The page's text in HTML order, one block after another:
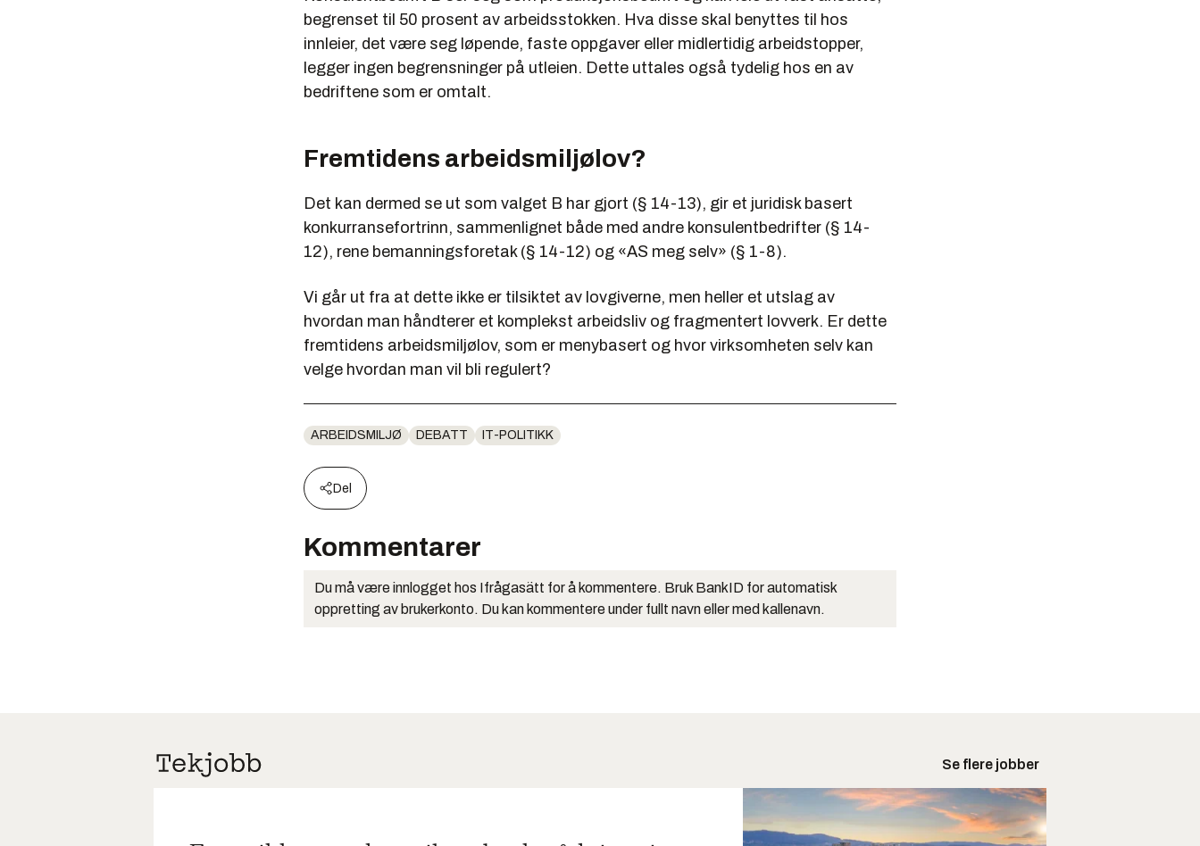
begrenset til 50 prosent av arbeidsstokken. Hva disse skal benyttes til hos
innleier, det være seg løpende, faste oppgaver eller midlertidig arbeidstopper,
legger ingen begrensninger på utleien. Dette uttales også tydelig hos en av
bedriftene som er omtalt.
Fremtidens arbeidsmiljølov?
Det kan dermed se ut som valget B har gjort (§ 14-13), gir et juridisk basert
konkurransefortrinn, sammenlignet både med andre konsulentbedrifter (§ 14-
12), rene bemanningsforetak (§ 14-12) og «AS meg selv» (§ 1-8).
Vi går ut fra at dette ikke er tilsiktet av lovgiverne, men heller et utslag av
hvordan man håndterer et komplekst arbeidsliv og fragmentert lovverk. Er dette
fremtidens arbeidsmiljølov, som er menybasert og hvor virksomheten selv kan
velge hvordan man vil bli regulert?
ARBEIDSMILJØ DEBATT IT-POLITIKK
Del
Kommentarer
Du må være innlogget hos Ifrågasätt for å kommentere. Bruk BankID for automatisk
oppretting av brukerkonto. Du kan kommentere under fullt navn eller med kallenavn.
Se flere jobber